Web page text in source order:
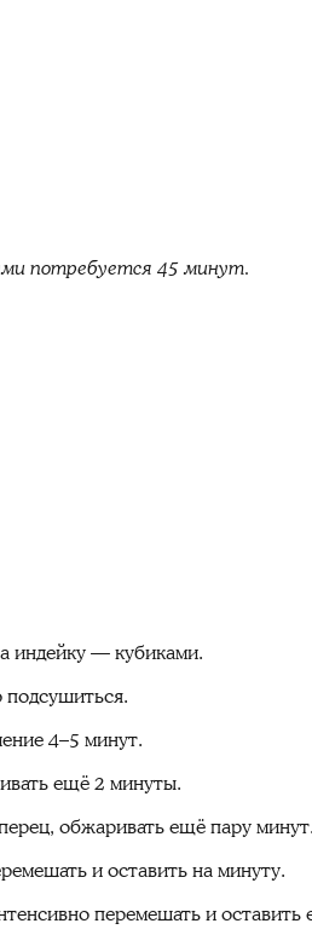
потребуется 45 минут.
индейку — кубиками.
подсушиться.
4–5 минут.
ещё 2 минуты.
обжаривать ещё пару минут.
и оставить на минуту.
перемешать и оставить